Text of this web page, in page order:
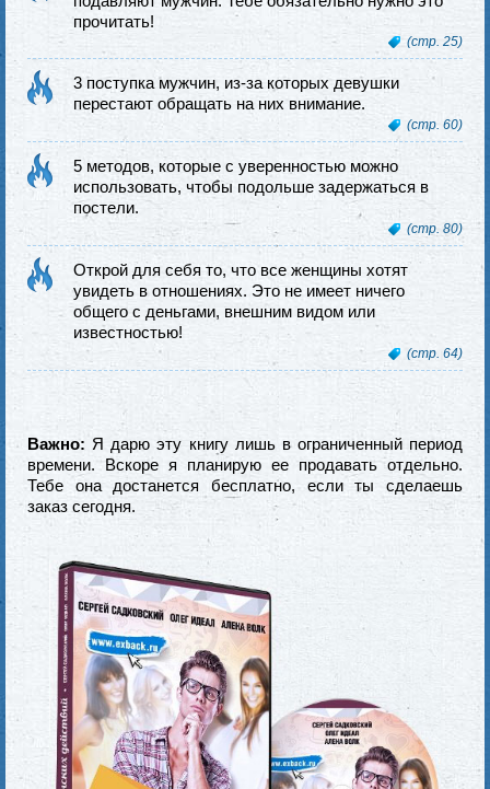
прочитать!
(стр. 25)
3 поступка мужчин, из-за которых девушки
перестают обращать на них внимание.
(стр. 60)
5 методов, которые с уверенностью можно
использовать, чтобы подольше задержаться в
постели.
(стр. 80)
Открой для себя то, что все женщины хотят
увидеть в отношениях. Это не имеет ничего
общего с деньгами, внешним видом или
известностью!
(стр. 64)
Важно: Я дарю эту книгу лишь в ограниченный период
времени. Вскоре я планирую ее продавать отдельно.
Тебе она достанется бесплатно, если ты сделаешь
заказ сегодня.